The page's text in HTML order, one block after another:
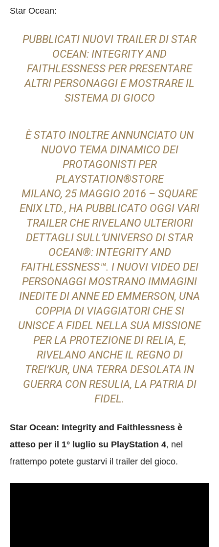
Star Ocean:
PUBBLICATI NUOVI TRAILER DI STAR
OCEAN: INTEGRITY AND
FAITHLESSNESS PER PRESENTARE
ALTRI PERSONAGGI E MOSTRARE IL
SISTEMA DI GIOCO
È STATO INOLTRE ANNUNCIATO UN
NUOVO TEMA DINAMICO DEI
PROTAGONISTI PER
PLAYSTATION®STORE
MILANO, 25 MAGGIO 2016 – SQUARE
ENIX LTD., HA PUBBLICATO OGGI VARI
TRAILER CHE RIVELANO ULTERIORI
DETTAGLI SULL’UNIVERSO DI STAR
OCEAN®: INTEGRITY AND
FAITHLESSNESS™. I NUOVI VIDEO DEI
PERSONAGGI MOSTRANO IMMAGINI
INEDITE DI ANNE ED EMMERSON, UNA
COPPIA DI VIAGGIATORI CHE SI
UNISCE A FIDEL NELLA SUA MISSIONE
PER LA PROTEZIONE DI RELIA, E,
RIVELANO ANCHE IL REGNO DI
TREI’KUR, UNA TERRA DESOLATA IN
GUERRA CON RESULIA, LA PATRIA DI
FIDEL.
Star Ocean: Integrity and Faithlessness è
atteso per il 1° luglio su PlayStation 4, nel
frattempo potete gustarvi il trailer del gioco.